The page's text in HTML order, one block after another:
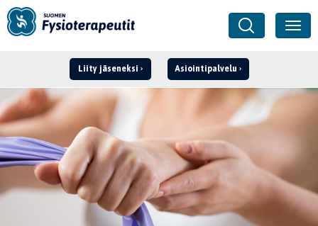
Liity jäseneksi Asiointipalvelu
Kirjaudu ›